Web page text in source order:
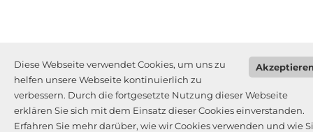
Diese Webseite verwendet Cookies, um uns zu
helfen unsere Webseite kontinuierlich zu
verbessern. Durch die fortgesetzte Nutzung dieser Webseite
erklären Sie sich mit dem Einsatz dieser Cookies einverstanden.
Erfahren Sie mehr darüber, wie wir Cookies verwenden und wie